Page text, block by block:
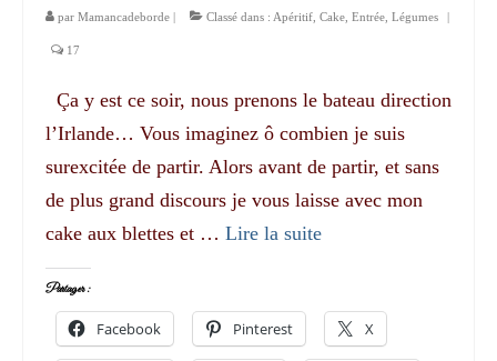
par Mamancadeborde | Classé dans : Apéritif Cake Entrée Légumes |
17
Ça y est ce soir, nous prenons le bateau direction
l’Irlande… Vous imaginez ô combien je suis
surexcitée de partir. Alors avant de partir, et sans
de plus grand discours je vous laisse avec mon
cake aux blettes et … Lire la suite­­
Partager :
Facebook Pinterest X